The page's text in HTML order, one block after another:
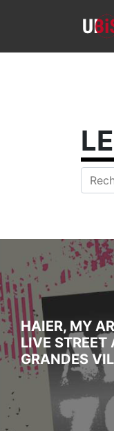
HAIER, MY
LIVE STREET
GRANDES